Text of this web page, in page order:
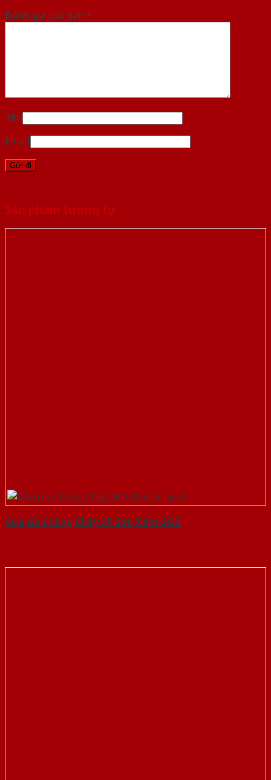
Đánh giá của bạn *
Tên
Email
Sản phẩm tương tự
Cửa Gỗ Chống Cháy 2P Sơn Xám-SGD